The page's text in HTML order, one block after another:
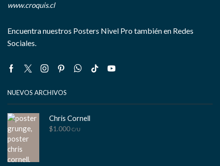
www.croquis.cl
Encuentra nuestros Posters Nivel Pro también en Redes
Sociales.
Facebook
TwitterInstagram
PinterestWhatsapp
Tik- Youtube
NUEVOS ARCHIVOS
Chris Cornell
$1.000 C/U